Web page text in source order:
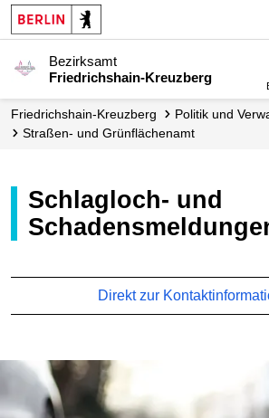
Bezirksamt
Friedrichshain-Kreuzberg
Friedrichshain-Kreuzberg Politik und
Straßen- und Grünflächen­amt
Schlagloch- und
Direkt zur